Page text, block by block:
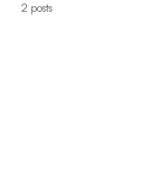
2 posts